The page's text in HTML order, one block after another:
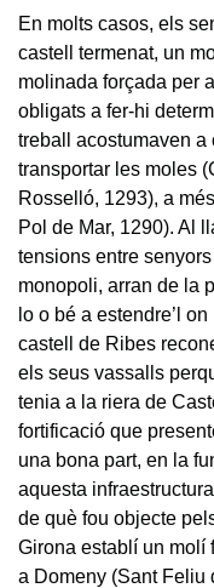
En molts casos, els
castell termenat, un
molinada forçada per
obligats a fer-hi
treball acostumaven a
transportar les moles
Rosselló, 1293), a
Pol de Mar, 1290). Al
tensions entre
monopoli, arran de la
lo o bé a estendre’l
castell de Ribes
els seus vassalls
tenia a la riera de
fortificació que
una bona part, en la
aquesta
de què fou objecte
Girona establí un molí
a Domeny (Sant Feliu